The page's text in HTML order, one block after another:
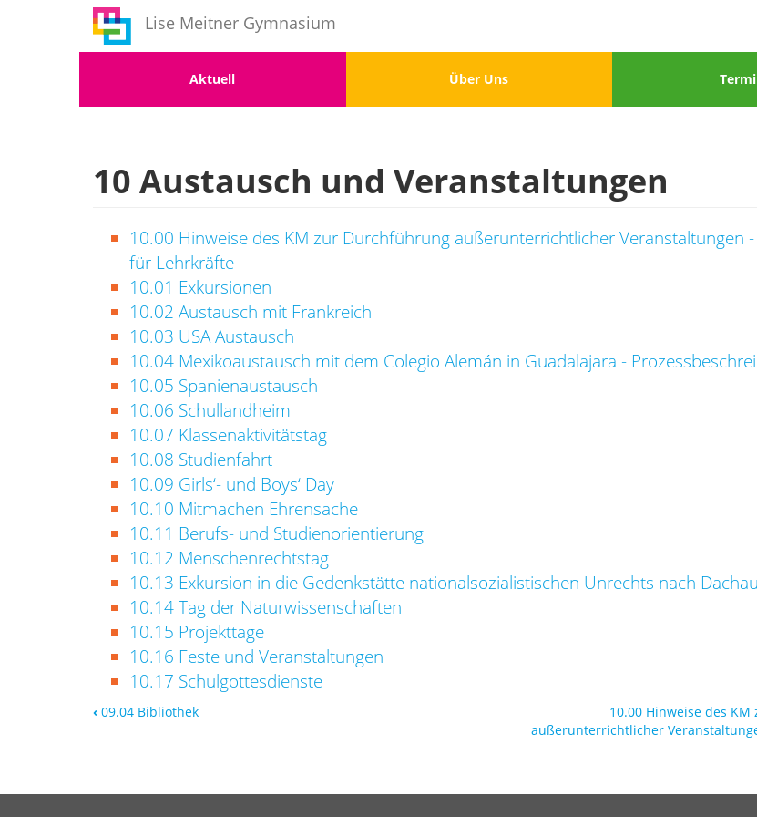
Lise Meitner Gymnasium
Benutzermenü
1
Aktuell
2
Über Uns
3
10 Austausch und Veranstaltungen
10.00 Hinweise des KM zur Durchführung außerunterrichtlicher Veranstaltungen
für Lehrkräfte
10.01 Exkursionen
10.02 Austausch mit Frankreich
10.03 USA Austausch
10.04 Mexikoaustausch mit dem Colegio Alemán in Guadalajara -
10.05 Spanienaustausch
10.06 Schullandheim
10.07 Klassenaktivitätstag
10.08 Studienfahrt
10.09 Girls‘- und Boys‘ Day
10.10 Mitmachen Ehrensache
10.11 Berufs- und Studienorientierung
10.12 Menschenrechtstag
10.13 Exkursion in die Gedenkstätte nationalsozialistischen Unrechts nach Dachau
10.14 Tag der Naturwissenschaften
10.15 Projekttage
10.16 Feste und Veranstaltungen
10.17 Schulgottesdienste
‹ 09.04 Bibliothek
10.00 Hinweise des
außerunterrichtlicher